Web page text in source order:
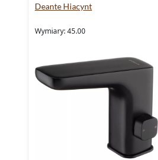
Deante Hiacynt
Wymiary: 45.00